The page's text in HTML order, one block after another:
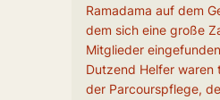
Ramadama auf dem
dem sich eine große
Mitglieder
Dutzend Helfer
der Parcourspflege,